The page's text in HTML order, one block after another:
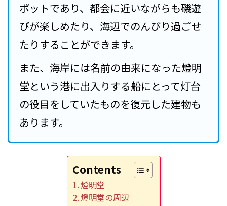
ポットであり、都会に近いながらも磯遊
びが楽しめたり、海辺でのんびり過ごせ
たりすることができます。
また、海岸には名前の由来になった燈明
堂という港に出入りする船にとって灯台
の役目をしていたものを復元した建物も
あります。
Contents
燈明堂
燈明堂の周辺